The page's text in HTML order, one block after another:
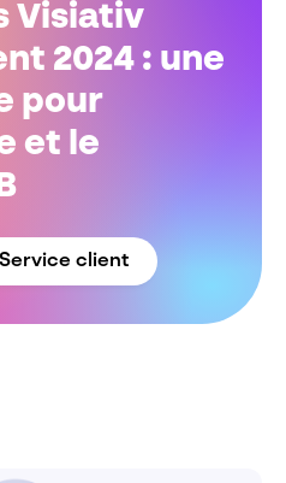
Visiativ
2024 : une
pour
et le
client